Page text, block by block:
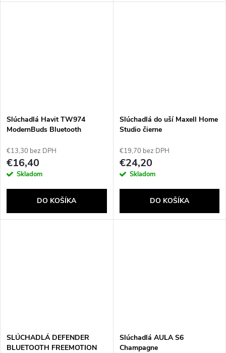
Slúchadlá Havit TW974
ModernBuds Bluetooth
€13,30 bez DPH
€16,40
Skladom
DO KOŠÍKA
Slúchadlá do uší Maxell Home
Studio čierne
€19,70 bez DPH
€24,20
Skladom
DO KOŠÍKA
SLÚCHADLÁ DEFENDER
BLUETOOTH FREEMOTION
Slúchadlá AULA S6
Champagne